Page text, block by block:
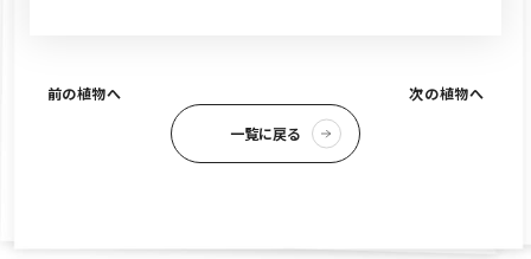
前の植物へ
一覧に戻る
次の植物へ